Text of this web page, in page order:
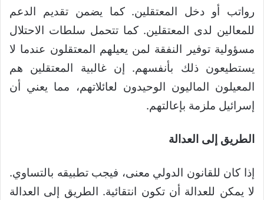
رواتب أو دخل المعتقلين. كما يضمن تقديم الدعم
للمعالين لدى المعتقلين. كما تتحمل سلطات الاحتلال
مسؤولية توفير النفقة لمن يعيلهم المعتقلون عندما لا
يستطيعون ذلك بأنفسهم. إن غالبية المعتقلين هم
المعيلون الماليون الوحيدون لعائلاتهم، مما يعني أن
إسرائيل ملزمة بإعالتهم.
الطريق إلى العدالة
إذا كان للقانون الدولي معنى، فيجب تطبيقه بالتساوي.
لا يمكن للعدالة أن تكون انتقائية. الطريق إلى العدالة